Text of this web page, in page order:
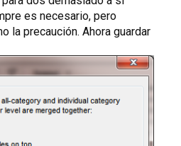
es necesario, pero
la precaución. Ahora guardar